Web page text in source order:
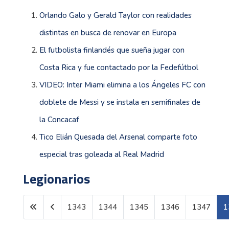
Orlando Galo y Gerald Taylor con realidades
distintas en busca de renovar en Europa
El futbolista finlandés que sueña jugar con
Costa Rica y fue contactado por la Fedefútbol
VIDEO: Inter Miami elimina a los Ángeles FC con
doblete de Messi y se instala en semifinales de
la Concacaf
Tico Elián Quesada del Arsenal comparte foto
especial tras goleada al Real Madrid
Legionarios
Página 1348 de 1602
1343 1344 1345 1346 1347